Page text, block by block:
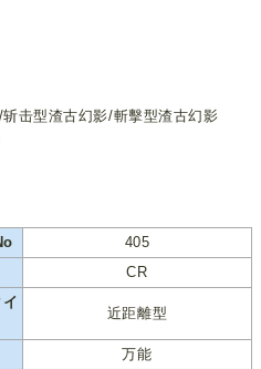
击型渣古幻影/斬擊型渣古幻影
405
CR
近距離型
万能